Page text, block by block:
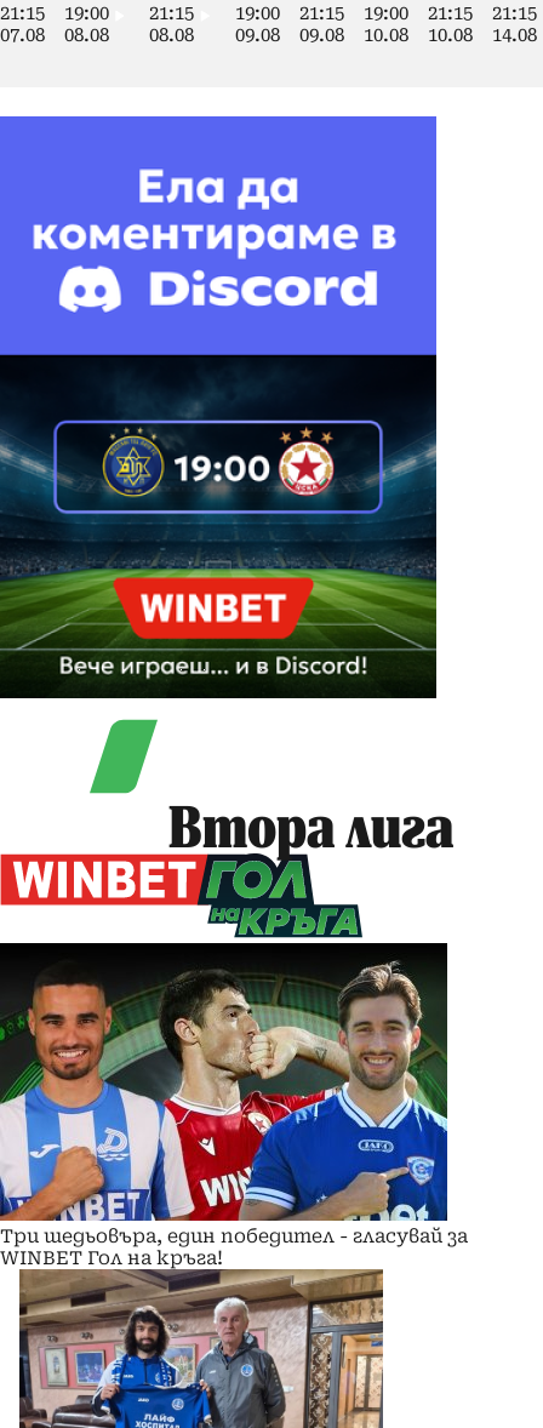
21:15
07.08
19:00
08.08
21:15
08.08
19:00
09.08
21:15
09.08
19:00
10.08
21:15
10.08
21:15
14.08
Втора лига
Три шедьовъра, един победител - гласувай за
WINBET Гол на кръга!